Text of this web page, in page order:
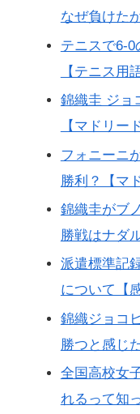
なぜ負けた
テニスで6-0
【テニス用
錦織圭 ジョ
【マドリー
フォニーニ
勝利？【マ
錦織圭がブ
勝戦はナダ
派遣標準記
について【
錦織ジョコ
勝つと感じ
全国高校女
れるって知